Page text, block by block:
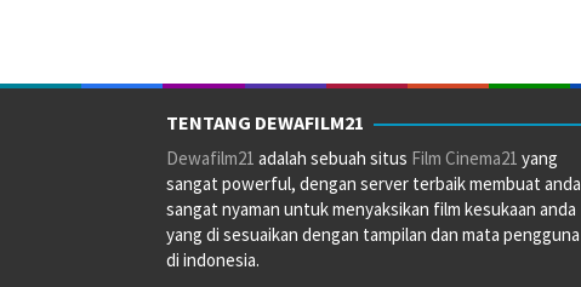
TENTANG DEWAFILM21
Dewafilm21 adalah sebuah situs Film Cinema21 yang
sangat powerful, dengan server terbaik membuat anda
sangat nyaman untuk menyaksikan film kesukaan anda
yang di sesuaikan dengan tampilan dan mata pengguna
di indonesia.